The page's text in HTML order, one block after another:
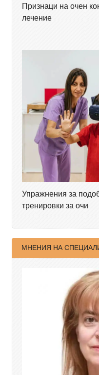
Признаци на очен
лечение
Упражнения за
тренировки за очи
МНЕНИЯ НА